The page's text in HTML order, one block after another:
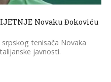
Novaku Đokoviću
tenisača Novaka
javnosti.